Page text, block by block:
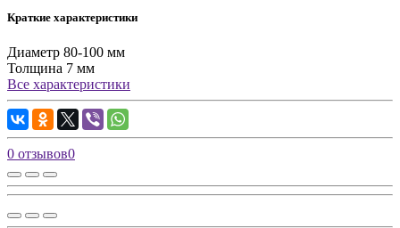
Краткие характеристики
Диаметр 80-100 мм
Толщина 7 мм
Все характеристики
0 отзывов0